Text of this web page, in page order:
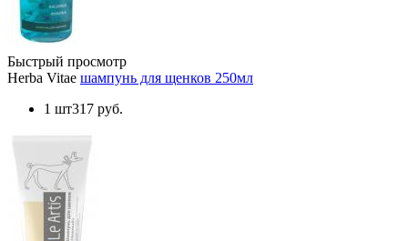
Быстрый просмотр
Herba Vitae шампунь для щенков 250мл
1 шт317 руб.